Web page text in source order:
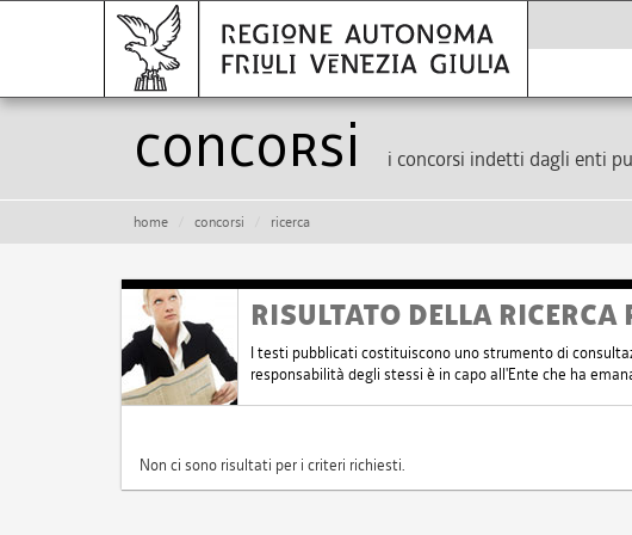
Concorsi i concorsi indetti dagli enti
home concorsi ricerca
RISULTATO DELLA
I testi pubblicati costituiscono uno strumento di
responsabilità degli stessi è in capo all'Ente che ha
Non ci sono risultati per i criteri richiesti.